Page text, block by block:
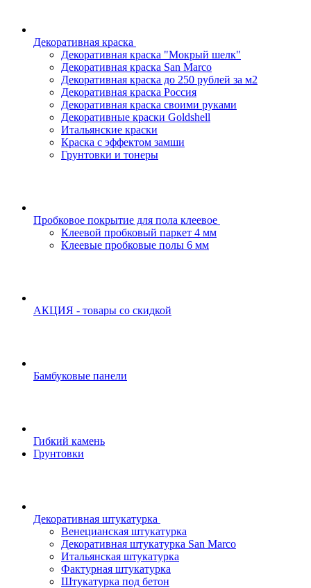
Декоративная краска
Декоративная краска "Мокрый шелк"
Декоративная краска San Marco
Декоративная краска до 250 рублей за м2
Декоративная краска Россия
Декоративная краска своими руками
Декоративные краски Goldshell
Итальянские краски
Краска с эффектом замши
Грунтовки и тонеры
Пробковое покрытие для пола клеевое
Клеевой пробковый паркет 4 мм
Клеевые пробковые полы 6 мм
АКЦИЯ - товары со скидкой
Бамбуковые панели
Гибкий камень
Грунтовки
Декоративная штукатурка
Венецианская штукатурка
Декоративная штукатурка San Marco
Итальянская штукатурка
Фактурная штукатурка
Штукатурка под бетон